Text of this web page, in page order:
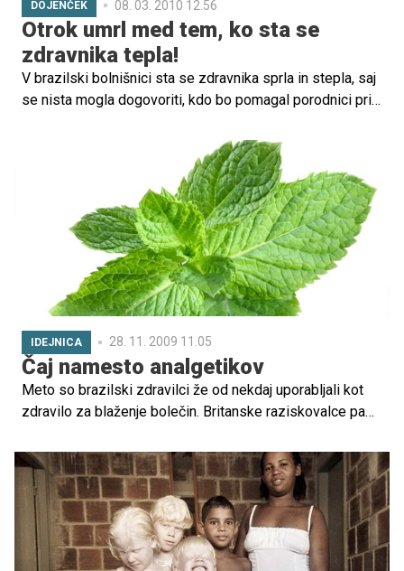
DOJENČEK 08. 03. 2010 12.56
Otrok umrl med tem, ko sta se
zdravnika tepla!
V brazilski bolnišnici sta se zdravnika sprla in stepla, saj
se nista mogla dogovoriti, kdo bo pomagal porodnici pri
IDEJNICA 28. 11. 2009 11.05
Čaj namesto analgetikov
Meto so brazilski zdravilci že od nekdaj uporabljali kot
zdravilo za blaženje bolečin. Britanske raziskovalce pa
znane rastline.